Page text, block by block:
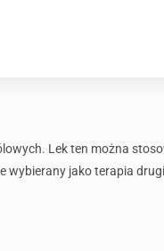
Lek ten można
wybierany jako terapia